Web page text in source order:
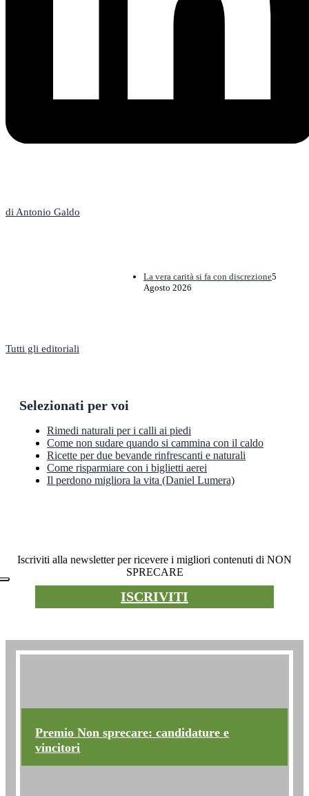
di Antonio Galdo
La vera carità si fa con discrezione5
Agosto 2026
Tutti gli editoriali
Selezionati per voi
Rimedi naturali per i calli ai piedi
Come non sudare quando si cammina con il caldo
Ricette per due bevande rinfrescanti e naturali
Come risparmiare con i biglietti aerei
Il perdono migliora la vita (Daniel Lumera)
Iscriviti alla newsletter per ricevere i migliori contenuti di NON
SPRECARE
ISCRIVITI
Premio Non sprecare: candidature e
vincitori